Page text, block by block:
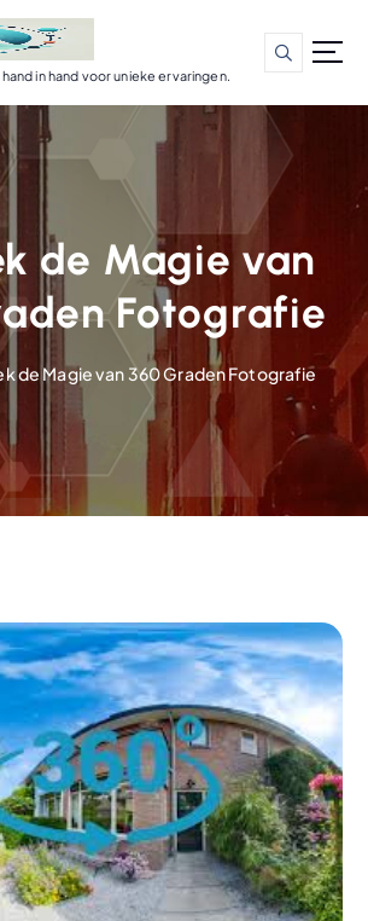
in hand voor unieke ervaringen.
de Magie van
Fotografie
de Magie van 360 Graden Fotografie